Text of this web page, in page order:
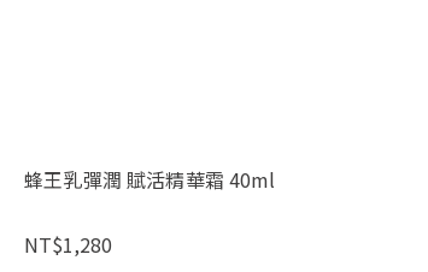
蜂王乳彈潤 賦活精華霜 40ml
NT$1,280